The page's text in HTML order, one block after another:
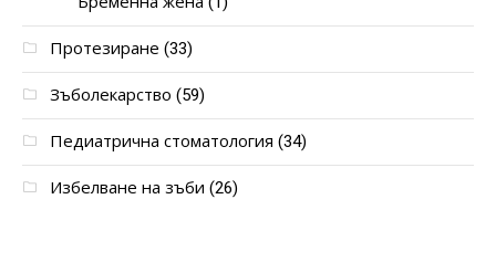
Протезиране (33)
Зъболекарство (59)
Педиатрична стоматология (34)
Избелване на зъби (26)